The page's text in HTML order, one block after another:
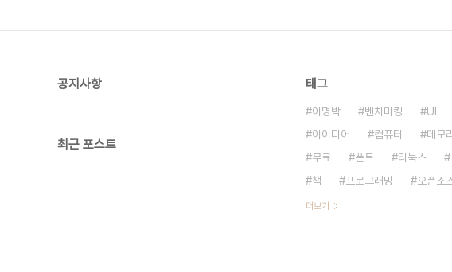
공지사항
최근 포스트
태그
이명박 벤치마킹 UI
아이디어
컴퓨터 메모리
무료
폰트 리눅스
책
프로그래밍 오픈소
더보기